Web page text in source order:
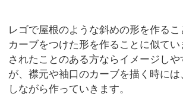
レゴで屋根のような斜めの形を作る
カーブをつけた形を作ることに似て
されたことのある方ならイメージし
が、襟元や袖口のカーブを描く時には
しながら作っていきます。